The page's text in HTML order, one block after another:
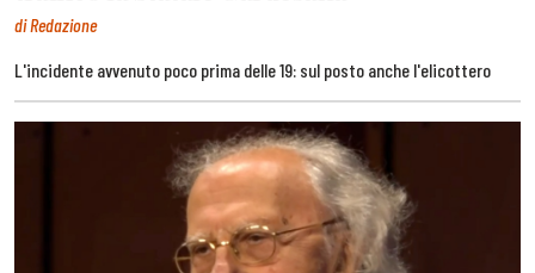
di Redazione
L'incidente avvenuto poco prima delle 19: sul posto anche l'elicottero